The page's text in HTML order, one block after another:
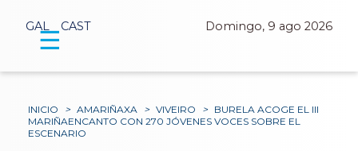
GAL CAST Domingo, 9 ago 2026
☰
INICIO > AMARIÑAXA > VIVEIRO > BURELA ACOGE EL III
MARIÑAENCANTO CON 270 JÓVENES VOCES SOBRE EL
ESCENARIO